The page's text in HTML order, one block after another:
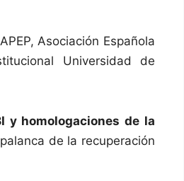
Asociación Española
Universidad de
y homologaciones de la
de la recuperación